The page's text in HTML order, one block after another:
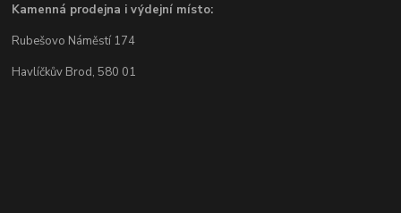
Kamenná prodejna i výdejní místo:
Rubešovo Náměstí 174
Havlíčkův Brod, 580 01